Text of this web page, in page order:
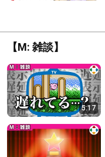
【M: 雑談】
5:17